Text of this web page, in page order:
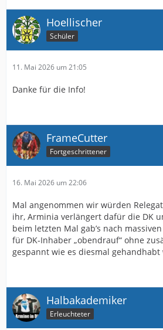
Hoellischer
Schüler
11. Mai 2026 um 21:05
Danke für die Info!
FrameCutter
Fortgeschrittener
16. Mai 2026 um 22:06
Mal angenommen wir würden
ihr, Arminia verlängert dafür die DK
beim letzten Mal gab’s nach
für DK-Inhaber „obendrauf“ ohne
gespannt wie es diesmal
Halbakademiker
Erleuchteter